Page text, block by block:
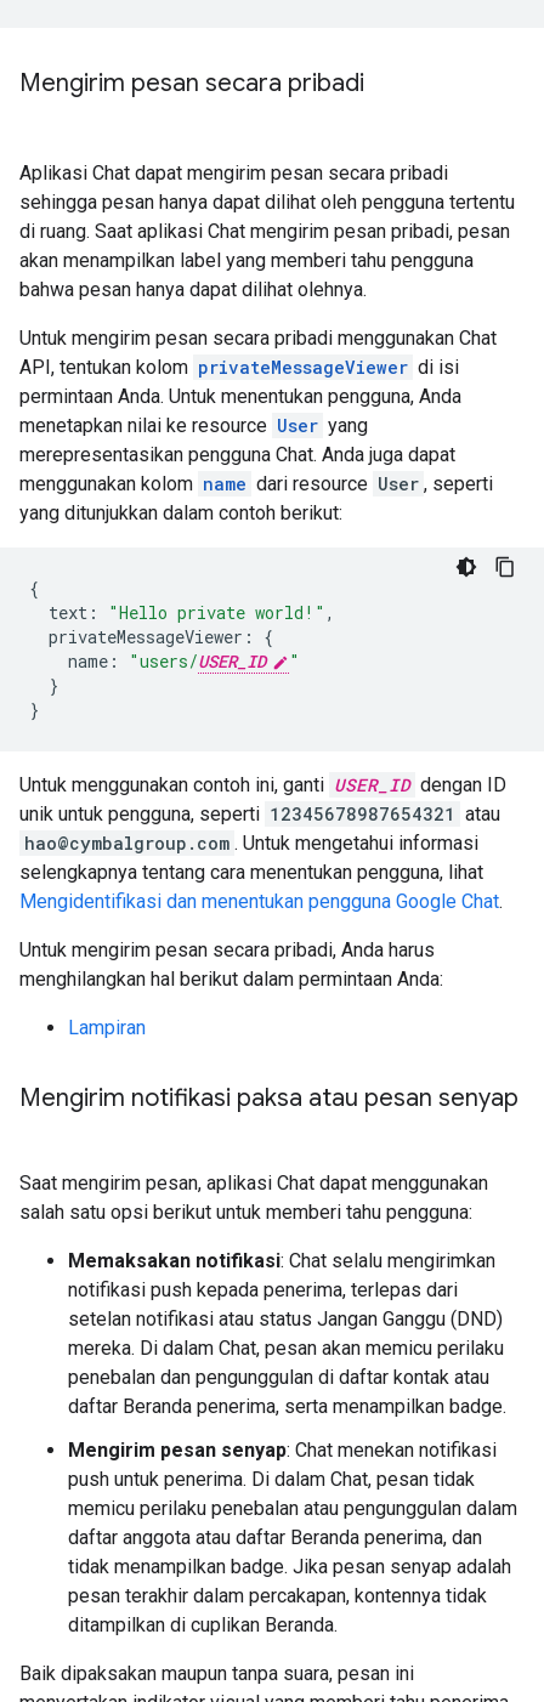
Mengirim pesan secara pribadi
Aplikasi Chat dapat mengirim pesan secara pribadi
sehingga pesan hanya dapat dilihat oleh pengguna tertentu
di ruang. Saat aplikasi Chat mengirim pesan pribadi, pesan
akan menampilkan label yang memberi tahu pengguna
bahwa pesan hanya dapat dilihat olehnya.
Untuk mengirim pesan secara pribadi menggunakan Chat
API, tentukan kolom privateMessageViewer di isi
permintaan Anda. Untuk menentukan pengguna, Anda
menetapkan nilai ke resource User yang
merepresentasikan pengguna Chat. Anda juga dapat
menggunakan kolom name dari resource User , seperti
yang ditunjukkan dalam contoh berikut:
{
text : "Hello private world!" ,
privateMessageViewer :
{
name : "users/USER_ID
"
}
}
Untuk menggunakan contoh ini, ganti USER_ID dengan ID
unik untuk pengguna, seperti 12345678987654321 atau
hao@cymbalgroup.com . Untuk mengetahui informasi
selengkapnya tentang cara menentukan pengguna, lihat
Mengidentifikasi dan menentukan pengguna Google Chat.
Untuk mengirim pesan secara pribadi, Anda harus
menghilangkan hal berikut dalam permintaan Anda:
Lampiran
Mengirim notifikasi paksa atau pesan senyap
Saat mengirim pesan, aplikasi Chat dapat menggunakan
salah satu opsi berikut untuk memberi tahu pengguna:
Memaksakan notifikasi: Chat selalu mengirimkan
notifikasi push kepada penerima, terlepas dari
setelan notifikasi atau status Jangan Ganggu (DND)
mereka. Di dalam Chat, pesan akan memicu perilaku
penebalan dan pengunggulan di daftar kontak atau
daftar Beranda penerima, serta menampilkan badge.
Mengirim pesan senyap: Chat menekan notifikasi
push untuk penerima. Di dalam Chat, pesan tidak
memicu perilaku penebalan atau pengunggulan dalam
daftar anggota atau daftar Beranda penerima, dan
tidak menampilkan badge. Jika pesan senyap adalah
pesan terakhir dalam percakapan, kontennya tidak
ditampilkan di cuplikan Beranda.
Baik dipaksakan maupun tanpa suara, pesan ini